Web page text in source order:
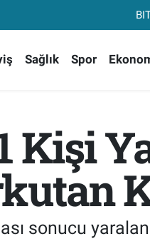
Sağlık Spor
Kişi
sonucu